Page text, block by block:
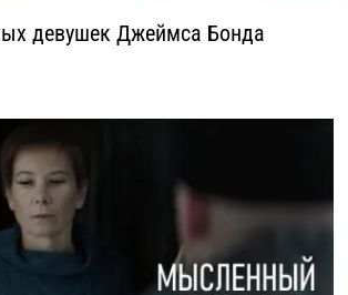
девушек Джеймса Бонда